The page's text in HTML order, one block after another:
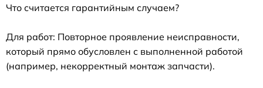
Что считается гарантийным случаем?
Для работ: Повторное проявление неисправности,
который прямо обусловлен с выполненной работой
(например, некорректный монтаж запчасти).